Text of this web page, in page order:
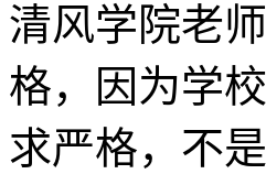
清风学院老
格，因为学
求严格，不